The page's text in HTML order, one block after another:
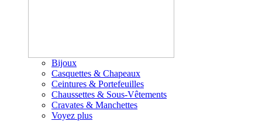
Bijoux
Casquettes & Chapeaux
Ceintures & Portefeuilles
Chaussettes & Sous-Vêtements
Cravates & Manchettes
Voyez plus